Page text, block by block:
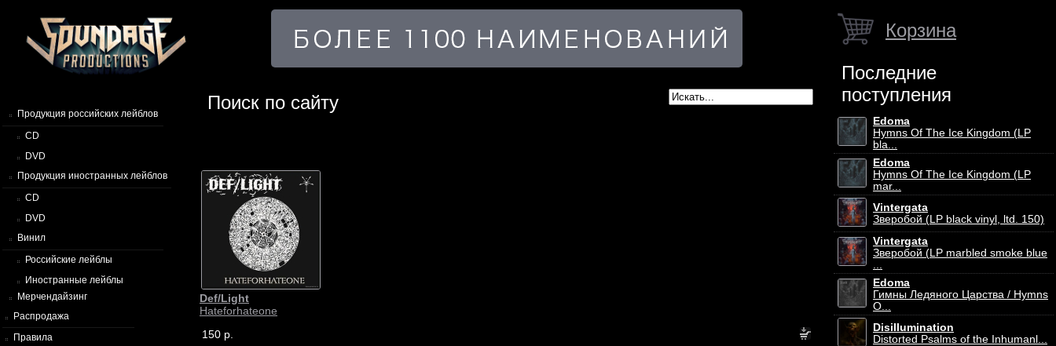
Продукция российских лейблов
CD
DVD
Продукция иностранных лейблов
CD
DVD
Винил
Российские лейблы
Иностранные лейблы
Мерчендайзинг
Распродажа
Правила
Поиск по сайту
Def/Light
Hateforhateone
150 р.
Корзина
Последние
поступления
Edoma
Hymns Of The Ice Kingdom (LP
bla...
Edoma
Hymns Of The Ice Kingdom (LP
mar...
Vintergata
Зверобой (LP black vinyl, ltd. 150)
Vintergata
Зверобой (LP marbled smoke blue
...
Edoma
Гимны Ледяного Царства / Hymns
O...
Disillumination
Distorted Psalms of the Inhumanl...